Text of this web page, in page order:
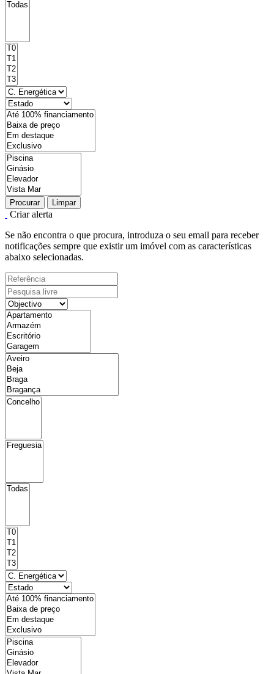
Procurar Limpar
Criar alerta
Se não encontra o que procura, introduza o seu email para receber
notificações sempre que existir um imóvel com as características
abaixo selecionadas.